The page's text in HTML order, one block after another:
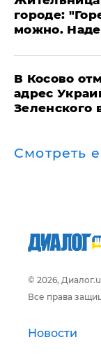
городе:
можно.
В Косово
адрес
Зеленского
Смотреть
© 2026,
Все права
Новости